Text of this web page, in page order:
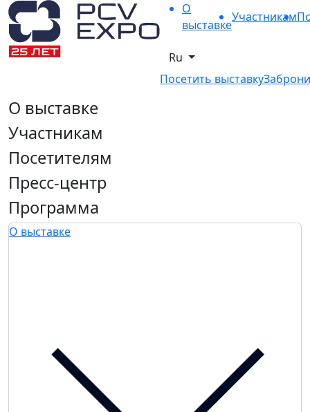
О
выставке
Участникам
Ru
Посетить выставку
О выставке
Участникам
Посетителям
Пресс-центр
Программа
О выставке